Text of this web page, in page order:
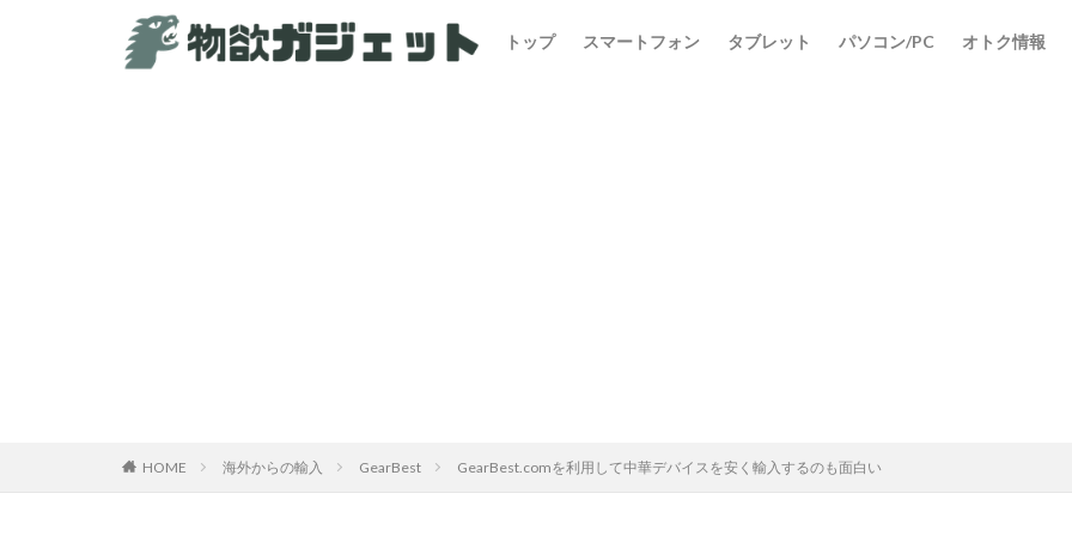
トップ スマートフォン タブレット パソコン/PC オトク情報
HOME 海外からの輸入 GearBest GearBest.comを利用して中華デバイスを安く輸入するのも面白い